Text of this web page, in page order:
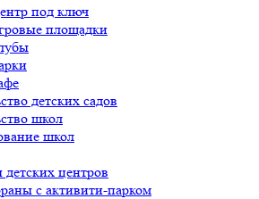
под ключ
площадки
детских садов
школ
школ
центров
с активити-парком